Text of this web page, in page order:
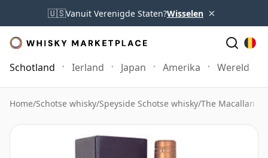
🇺🇸Vanuit Verenigde Staten?Wisselen ×
Schotland Ierland Japan Amerika Wereld
Home/Schotse whisky/Speyside Schotse whisky/The Macallan